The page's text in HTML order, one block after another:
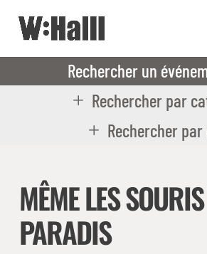
Rechercher un
Rechercher par
Rechercher
MÊME LES
PARADIS